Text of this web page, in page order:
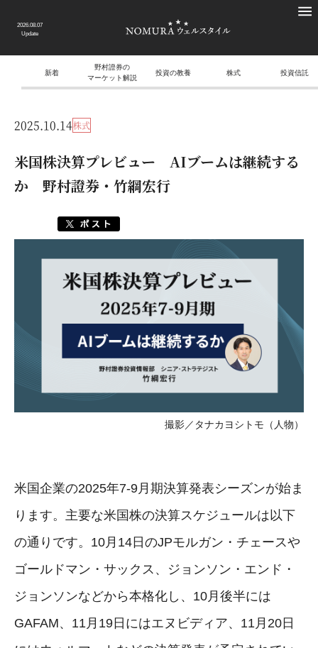
2026.08.07
Update
新着
野村證券の
マーケット解説
投資の教養 株式 投資信託
2025.10.14株式
米国株決算プレビュー AIブームは継続する
か 野村證券・竹綱宏行
撮影／タナカヨシトモ（人物）
米国企業の2025年7-9月期決算発表シーズンが始ま
ります。主要な米国株の決算スケジュールは以下
の通りです。10月14日のJPモルガン・チェースや
ゴールドマン・サックス、ジョンソン・エンド・
ジョンソンなどから本格化し、10月後半には
GAFAM、11月19日にはエヌビディア、11月20日